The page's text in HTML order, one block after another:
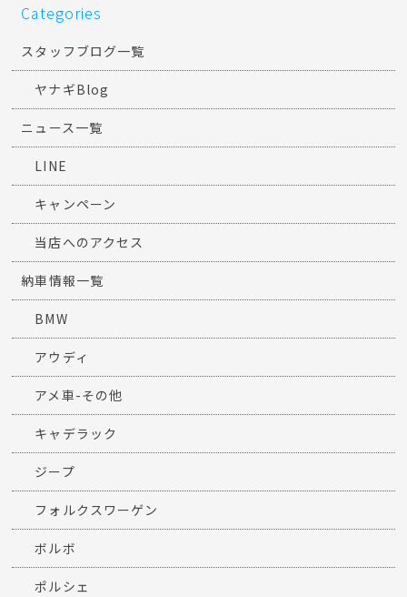
Categories
スタッフブログ一覧
ヤナギBlog
ニュース一覧
LINE
キャンペーン
当店へのアクセス
納車情報一覧
BMW
アウディ
アメ車-その他
キャデラック
ジープ
フォルクスワーゲン
ボルボ
ポルシェ